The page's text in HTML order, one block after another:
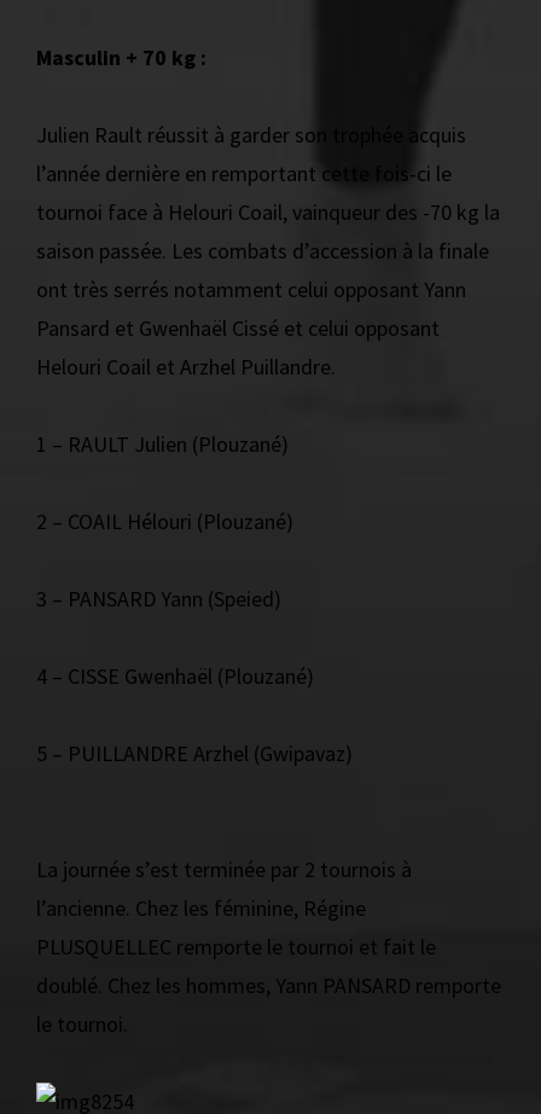
Masculin + 70 kg :
Julien Rault réussit à garder son trophée acquis
l’année dernière en remportant cette fois-ci le
tournoi face à Helouri Coail, vainqueur des -70 kg la
saison passée. Les combats d’accession à la finale
ont très serrés notamment celui opposant Yann
Pansard et Gwenhaël Cissé et celui opposant
Helouri Coail et Arzhel Puillandre.
1 – RAULT Julien (Plouzané)
2 – COAIL Hélouri (Plouzané)
3 – PANSARD Yann (Speied)
4 – CISSE Gwenhaël (Plouzané)
5 – PUILLANDRE Arzhel (Gwipavaz)
La journée s’est terminée par 2 tournois à
l’ancienne. Chez les féminine, Régine
PLUSQUELLEC remporte le tournoi et fait le
doublé. Chez les hommes, Yann PANSARD remporte
le tournoi.